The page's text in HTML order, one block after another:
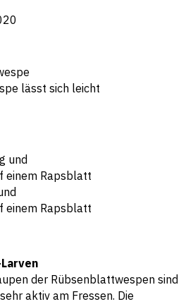
lässt sich leicht
einem Rapsblatt
der Rübsenblattwespen sind
aktiv am Fressen. Die